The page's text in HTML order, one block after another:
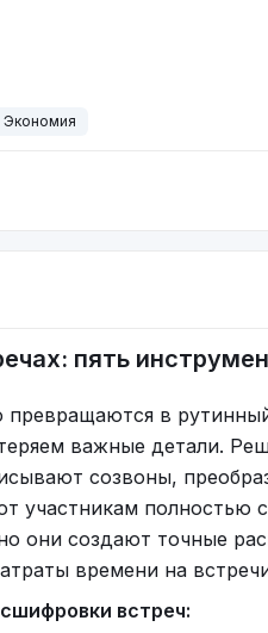
пить суррогаты,
косточек, а также
даже ничего, лично
не обладают
экономии - вполне
впадает в
пытаться экономить
Экономия
пять
в
важные детали.
созвоны,
участникам полностью
они создают точные
времени на
встреч: